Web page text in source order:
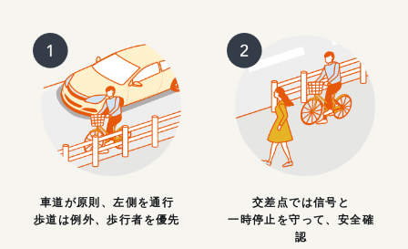
車道が原則、左側を通行
歩道は例外、歩行者を優先
交差点では信号と
一時停止を守って、安全確
認